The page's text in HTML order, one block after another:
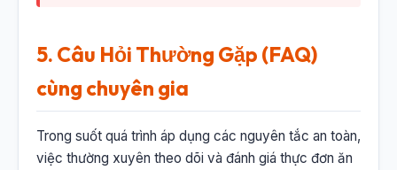
5. Câu Hỏi Thường Gặp (FAQ)
cùng chuyên gia
Trong suốt quá trình áp dụng các nguyên tắc an toàn,
việc thường xuyên theo dõi và đánh giá thực đơn ăn